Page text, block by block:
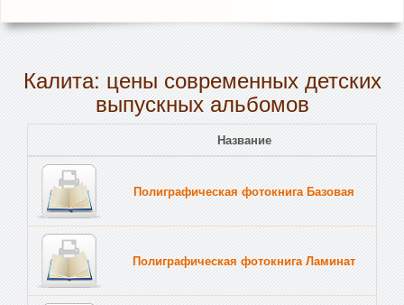
Калита: цены современных детских
выпускных альбомов
Название
Полиграфическая фотокнига Базовая
Полиграфическая фотокнига Ламинат